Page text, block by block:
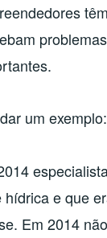
um exemplo:
hídrica e que
Em 2014